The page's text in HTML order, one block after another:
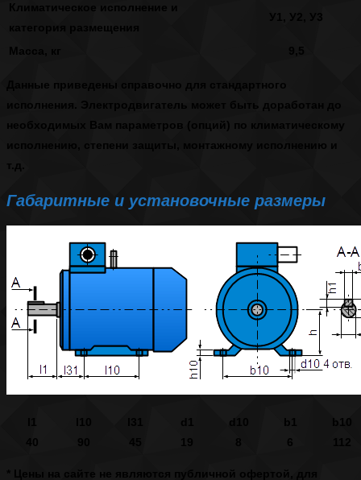
Климатическое исполнение и
категория размещения
У1, У2, У3
Масса, кг
Данные приведены справочно для стандартного
исполнения. Электродвигатель может быть доработан до
необходимых Вам параметров (опций) по климатическому
исполнению, степени защиты, монтажному исполнению и
т.д.
Габаритные и установочные размеры
d10
b10
40
19 6
* Цены на сайте не являются публичной офертой, для